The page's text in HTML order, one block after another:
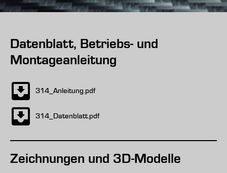
Datenblatt, Betriebs- und
Montageanleitung
314_Anleitung.pdf
314_Datenblatt.pdf
Zeichnungen und 3D-Modelle